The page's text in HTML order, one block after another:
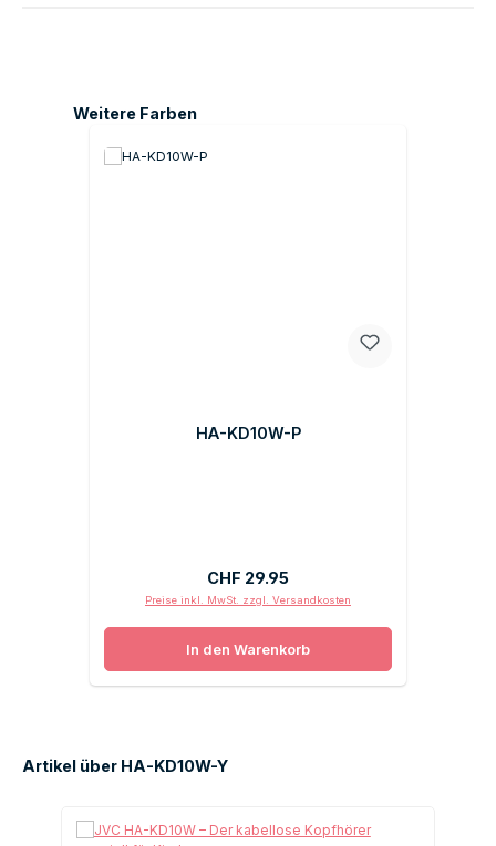
Produktgalerie überspringen
Weitere Farben
HA-KD10W-P
Regulärer Preis:
CHF 29.95
Preise inkl. MwSt. zzgl. Versandkosten
In den Warenkorb
Artikel über HA-KD10W-Y